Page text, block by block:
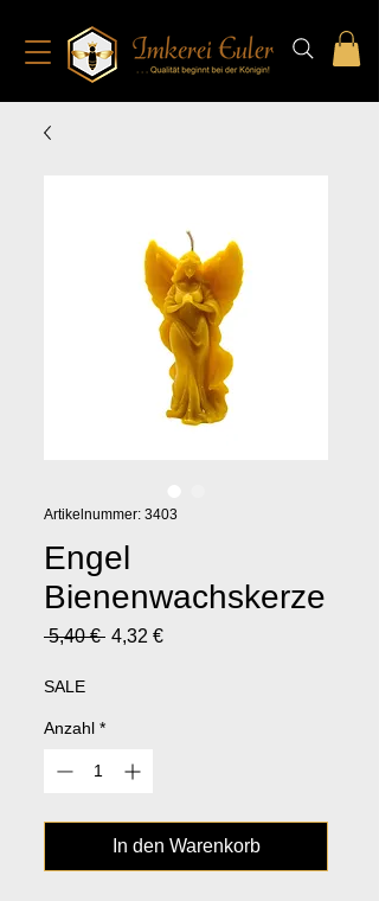
Artikelnummer: 3403
Engel
Bienenwachskerze
5,40 € Standardpreis
4,32 €Sale-
SALE
Anzahl *
In den Warenkorb